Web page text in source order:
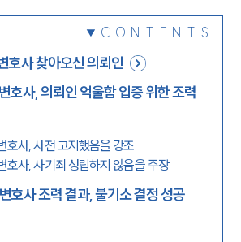
CONTENTS
호사 찾아오신 의뢰인
호사, 의뢰인 억울함 입증 위한 조력
호사, 사전 고지했음을 강조
호사, 사기죄 성립하지 않음을 주장
호사 조력 결과, 불기소 결정 성공